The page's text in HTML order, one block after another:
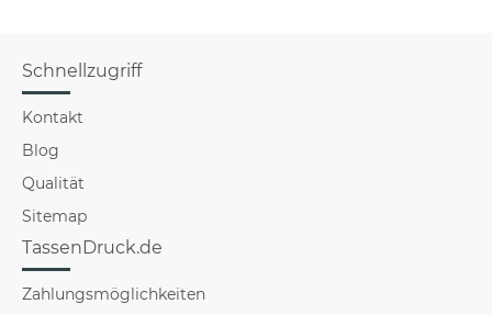
Schnellzugriff
Kontakt
Blog
Qualität
Sitemap
TassenDruck.de
Zahlungsmöglichkeiten